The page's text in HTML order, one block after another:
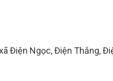
Điện Ngọc, Điện Thắng,